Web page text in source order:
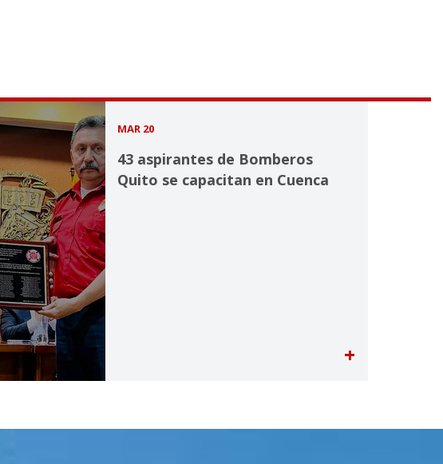
MAR 20
43 aspirantes de Bomberos
Quito se capacitan en Cuenca
+